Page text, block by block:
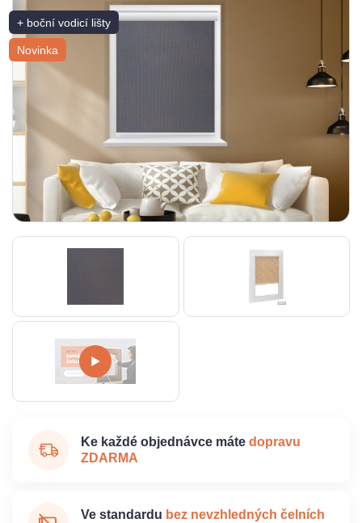
+ boční vodicí lišty
Novinka
Ke každé objednávce máte dopravu
ZDARMA
Ve standardu bez nevzhledných čelních